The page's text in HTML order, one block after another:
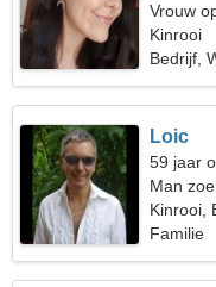
Vrouw
Kinrooi
Bedrijf,
Loic
59 jaar
Man
Kinrooi,
Familie